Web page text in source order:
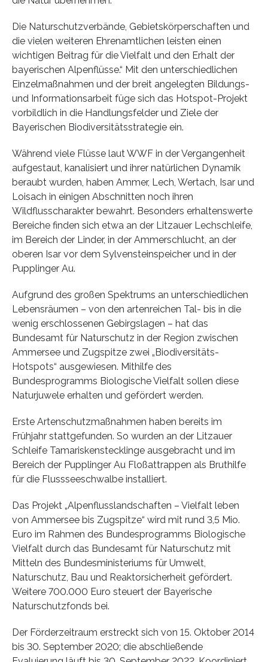
Die Naturschutzverbände, Gebietskörperschaften und
die vielen weiteren Ehrenamtlichen leisten einen
wichtigen Beitrag für die Vielfalt und den Erhalt der
bayerischen Alpenflüsse.“ Mit den unterschiedlichen
Einzelmaßnahmen und der breit angelegten Bildungs-
und Informationsarbeit füge sich das Hotspot-Projekt
vorbildlich in die Handlungsfelder und Ziele der
Bayerischen Biodiversitätsstrategie ein.
Während viele Flüsse laut WWF in der Vergangenheit
aufgestaut, kanalisiert und ihrer natürlichen Dynamik
beraubt wurden, haben Ammer, Lech, Wertach, Isar und
Loisach in einigen Abschnitten noch ihren
Wildflusscharakter bewahrt. Besonders erhaltenswerte
Bereiche finden sich etwa an der Litzauer Lechschleife,
im Bereich der Linder, in der Ammerschlucht, an der
oberen Isar vor dem Sylvensteinspeicher und in der
Pupplinger Au.
Aufgrund des großen Spektrums an unterschiedlichen
Lebensräumen – von den artenreichen Tal- bis in die
wenig erschlossenen Gebirgslagen – hat das
Bundesamt für Naturschutz in der Region zwischen
Ammersee und Zugspitze zwei „Biodiversitäts-
Hotspots“ ausgewiesen. Mithilfe des
Bundesprogramms Biologische Vielfalt sollen diese
Naturjuwele erhalten und gefördert werden.
Erste Artenschutzmaßnahmen haben bereits im
Frühjahr stattgefunden. So wurden an der Litzauer
Schleife Tamariskenstecklinge ausgebracht und im
Bereich der Pupplinger Au Floßattrappen als Bruthilfe
für die Flussseeschwalbe installiert.
Das Projekt „Alpenflusslandschaften – Vielfalt leben
von Ammersee bis Zugspitze“ wird mit rund 3,5 Mio.
Euro im Rahmen des Bundesprogramms Biologische
Vielfalt durch das Bundesamt für Naturschutz mit
Mitteln des Bundesministeriums für Umwelt,
Naturschutz, Bau und Reaktorsicherheit gefördert.
Weitere 700.000 Euro steuert der Bayerische
Naturschutzfonds bei.
Der Förderzeitraum erstreckt sich von 15. Oktober 2014
bis 30. September 2020; die abschließende